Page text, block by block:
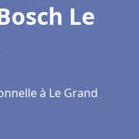
Le
à Le Grand